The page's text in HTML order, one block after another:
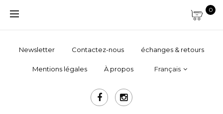
0
Newsletter Contactez-nous échanges & retours
Mentions légales À propos Français